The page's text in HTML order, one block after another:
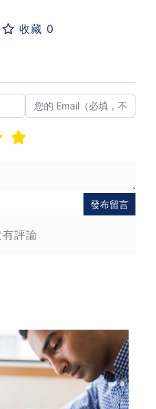
收藏 0
發布留言
評論